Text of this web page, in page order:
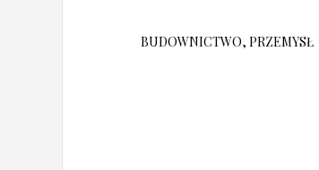
BUDOWNICTWO, PRZEMYSŁ